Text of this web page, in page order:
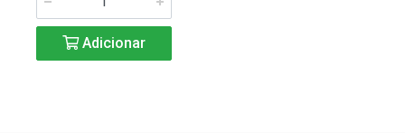
Adicionar